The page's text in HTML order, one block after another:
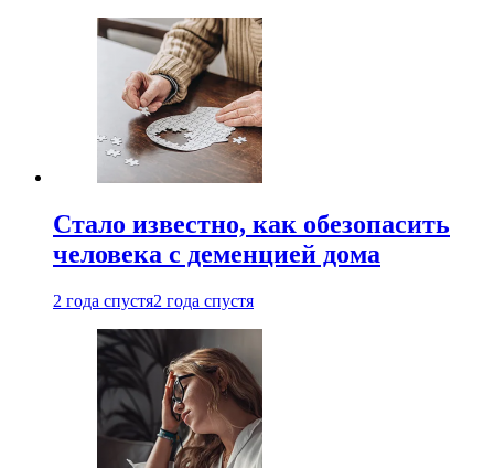
Стало известно, как обезопасить
человека с деменцией дома
2 года спустя2 года спустя